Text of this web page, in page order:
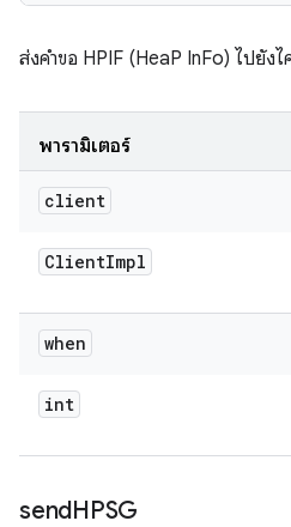
ส่งคำขอ HPIF (HeaP InFo) ไปยัง
พารามิเตอร์
client
ClientImpl
when
int
sendHPSG